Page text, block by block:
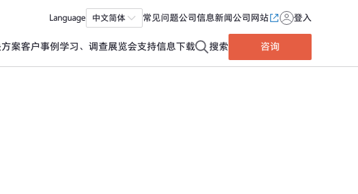
Language 中文简体 常见问题公司信息新闻公司网站 登入
案客户事例 学习、调查展览会支持信息下载 搜索 咨询